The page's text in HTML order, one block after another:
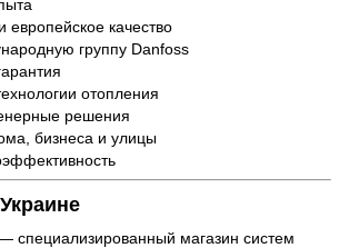
европейское качество
группу Danfoss
отопления
решения
бизнеса и улицы
специализированный магазин систем